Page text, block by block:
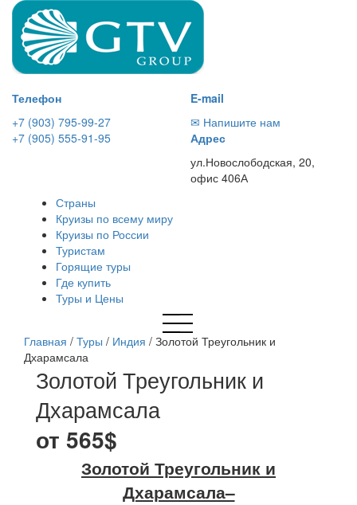
Телефон
+7 (903) 795-99-27
+7 (905) 555-91-95
E-mail
✉ Напишите нам
Адрес
ул.Новослободская, 20,
офис 406А
Страны
Круизы по всему миру
Круизы по России
Туристам
Горящие туры
Где купить
Туры и Цены
Главная / Туры / Индия / Золотой Треугольник и
Дхарамсала
Золотой Треугольник и
Дхарамсала
от 565$
Золотой Треугольник и
Дхарамсала–